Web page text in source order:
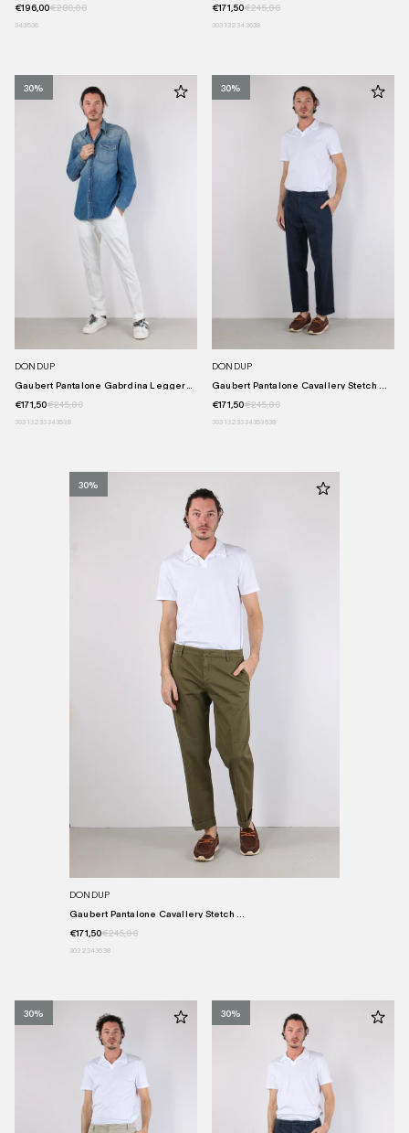
€196,00€280,00
34 3536
€171,50€245,00
3031 32 34 3638
30%
DONDUP
€171,50€245,00
3031 32 33 34 3538
30%
DONDUP
Gaubert Pantalone Cavallery Stetch ...
€171,50€245,00
3031 32 33 34 353638
30%
DONDUP
Gaubert Pantalone Cavallery Stetch ...
€171,50€245,00
3032 34 36 38
30% 30%